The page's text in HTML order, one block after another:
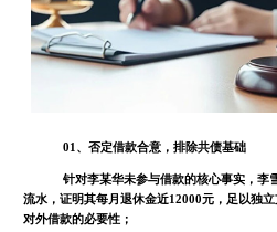
01、否定借款合意，排除共债基础
针对李某华未参与借款的核心事实，李
流水，证明其每月退休金近12000元，足以独
对外借款的必要性；